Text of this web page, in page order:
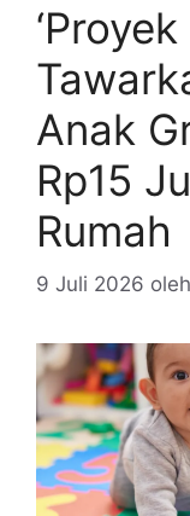
Anak
Rp15
Rumah
9 Juli 2026 oleh